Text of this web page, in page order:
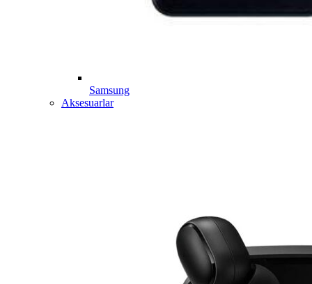
Samsung
Aksesuarlar